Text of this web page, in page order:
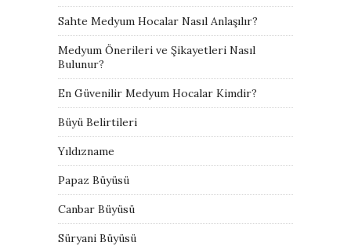
Sahte Medyum Hocalar Nasıl Anlaşılır?
Medyum Önerileri ve Şikayetleri Nasıl
Bulunur?
En Güvenilir Medyum Hocalar Kimdir?
Büyü Belirtileri
Yıldızname
Papaz Büyüsü
Canbar Büyüsü
Süryani Büyüsü